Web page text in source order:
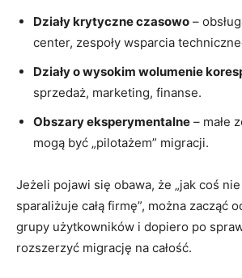
Działy krytyczne czasowo –
center, zespoły wsparcia
Działy o wysokim wolumenie
sprzedaż, marketing, finanse.
Obszary eksperymentalne – małe
mogą być „pilotażem” migracji.
Jeżeli pojawi się obawa, że „jak coś
sparaliżuje całą firmę”, można zacząć
grupy użytkowników i dopiero po
rozszerzyć migrację na całość.